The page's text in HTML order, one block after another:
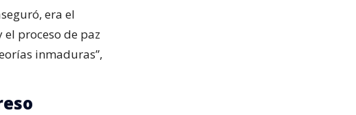
era el
proceso de paz
inmaduras”,